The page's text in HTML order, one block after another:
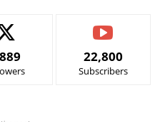
22,800
Subscribers